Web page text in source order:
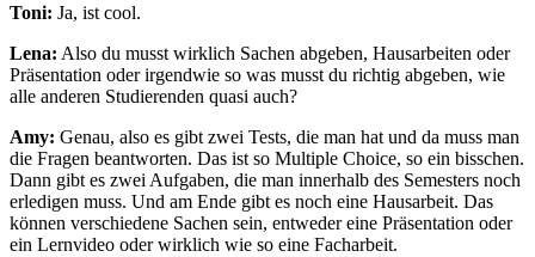
Toni: Ja, ist cool.
Lena: Also du musst wirklich Sachen abgeben, Hausarbeiten oder
Präsentation oder irgendwie so was musst du richtig abgeben, wie
alle anderen Studierenden quasi auch?
Amy: Genau, also es gibt zwei Tests, die man hat und da muss man
die Fragen beantworten. Das ist so Multiple Choice, so ein bisschen.
Dann gibt es zwei Aufgaben, die man innerhalb des Semesters noch
erledigen muss. Und am Ende gibt es noch eine Hausarbeit. Das
können verschiedene Sachen sein, entweder eine Präsentation oder
ein Lernvideo oder wirklich wie so eine Facharbeit.